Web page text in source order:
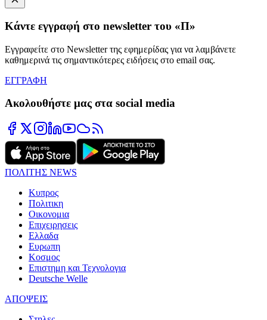
Κάντε εγγραφή στο newsletter του «Π»
Εγγραφείτε στο Newsletter της εφημερίδας για να λαμβάνετε
καθημερινά τις σημαντικότερες ειδήσεις στο email σας.
ΕΓΓΡΑΦΗ
Ακολουθήστε μας στα social media
ΠΟΛΙΤΗΣ NEWS
Κυπρος
Πολιτικη
Οικονομια
Επιχειρησεις
Ελλαδα
Ευρωπη
Κοσμος
Επιστημη και Τεχνολογια
Deutsche Welle
ΑΠΟΨΕΙΣ